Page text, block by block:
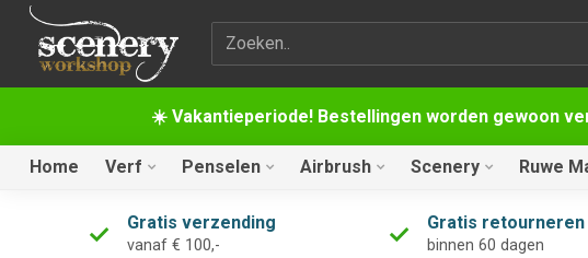
☀️ Vakantieperiode! Bestellingen worden gewoon
Zoekterm
Home Verf Penselen Airbrush Scenery Ruwe
Gratis verzending
vanaf € 100,-
Gratis retourneren
binnen 60 dagen